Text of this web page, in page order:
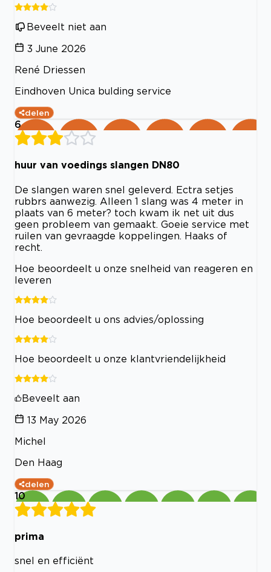
Beveelt niet aan
3 June 2026
René Driessen
Eindhoven Unica bulding service
delen
6
huur van voedings slangen DN80
De slangen waren snel geleverd. Ectra setjes
rubbrs aanwezig. Alleen 1 slang was 4 meter in
plaats van 6 meter? toch kwam ik net uit dus
geen probleem van gemaakt. Goeie service met
ruilen van gevraagde koppelingen. Haaks of
recht.
Hoe beoordeelt u onze snelheid van reageren en
leveren
Hoe beoordeelt u ons advies/oplossing
Hoe beoordeelt u onze klantvriendelijkheid
Beveelt aan
13 May 2026
Michel
Den Haag
delen
10
prima
snel en efficiënt